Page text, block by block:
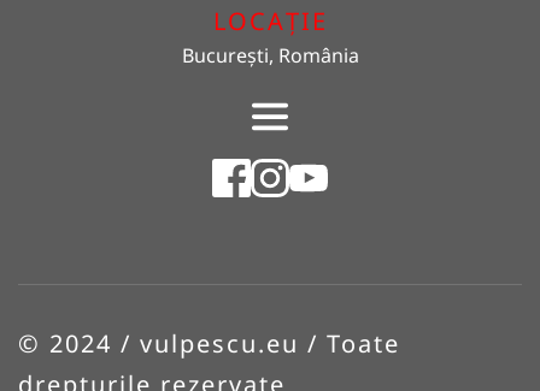
LOCAȚIE
București, România
© 2024 / vulpescu.eu / Toate
drepturile rezervate